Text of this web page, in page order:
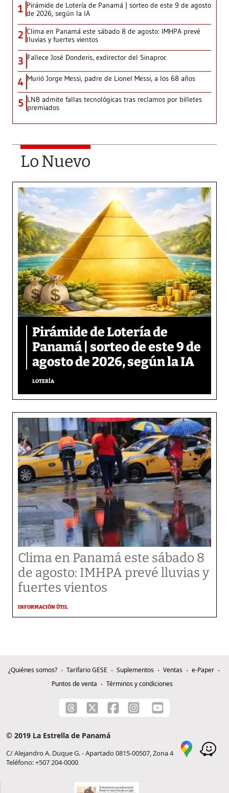
1 Pirámide de Lotería de Panamá | sorteo de este 9 de agosto
de 2026, según la IA
2 Clima en Panamá este sábado 8 de agosto: IMHPA prevé
lluvias y fuertes vientos
3 Fallece José Donderis, exdirector del Sinaproc
4 Murió Jorge Messi, padre de Lionel Messi, a los 68 años
5 LNB admite fallas tecnológicas tras reclamos por billetes
premiados
Lo Nuevo
Pirámide de Lotería de
Panamá | sorteo de este 9 de
agosto de 2026, según la IA
LOTERÍA
Clima en Panamá este sábado 8
de agosto: IMHPA prevé lluvias y
fuertes vientos
INFORMACIÓN ÚTIL
¿Quiénes somos? Tarifario GESE Suplementos Ventas
e-Paper
Puntos de venta
Términos y condiciones
© 2019 La Estrella de Panamá
C/ Alejandro A. Duque G. - Apartado 0815-00507, Zona 4
Teléfono: +507 204-0000